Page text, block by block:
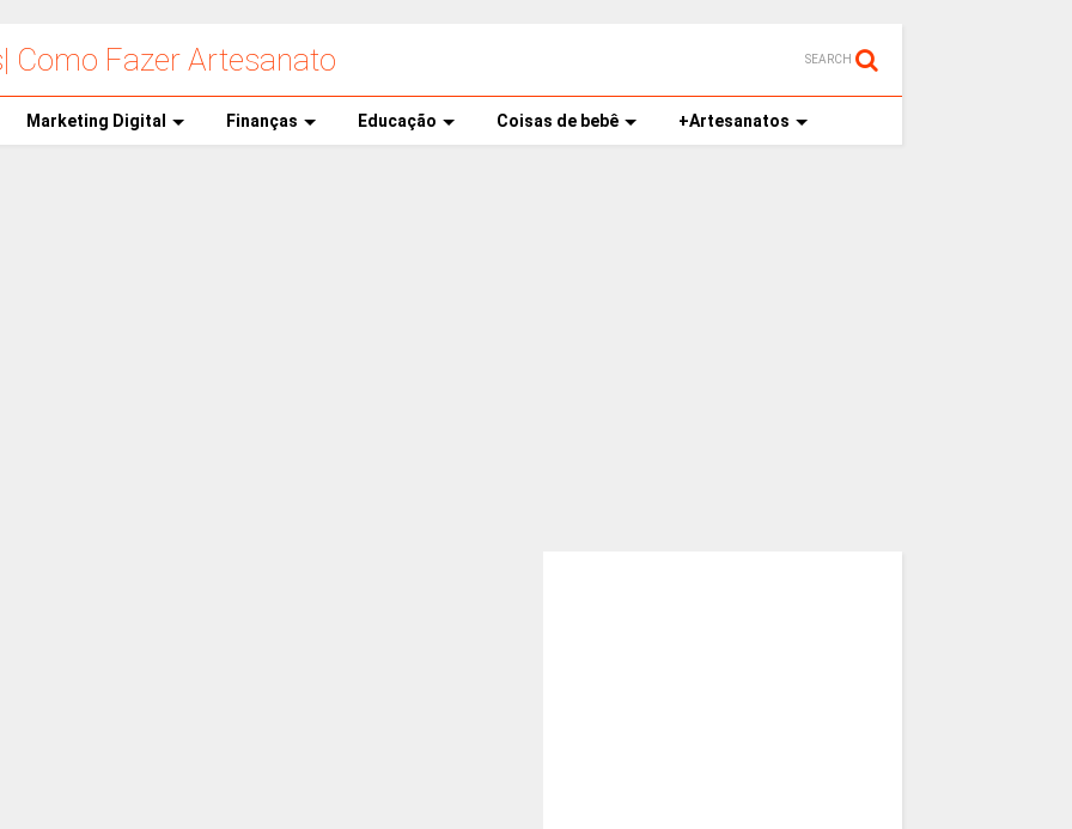
Como Fazer Artesanato SEARCH
Marketing Digital Finanças Educação Coisas de bebê +Artesanatos